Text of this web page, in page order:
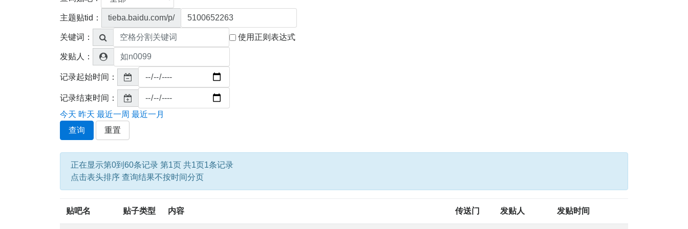
主题贴tid： tieba.baidu.com/p/
关键词： 使用正则表达式
发贴人：
记录起始时间：
记录结束时间：
今天 昨天 最近一周 最近一月
查询
重置
正在显示第0到60条记录 第1页 共1页1条记录
点击表头排序 查询结果不按时间分页
贴吧名 贴子类型 内容 传送门 发贴人 发贴时间